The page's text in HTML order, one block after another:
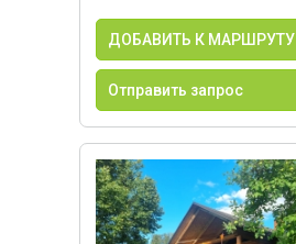
ДОБАВИТЬ К МАРШРУТУ
Отправить запрос